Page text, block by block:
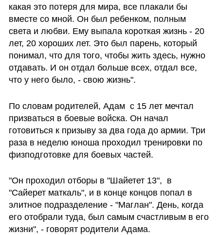
какая это потеря для мира, все плакали бы
вместе со мной. Он был ребенком, полным
света и любви. Ему выпала короткая жизнь - 20
лет, 20 хороших лет. Это был парень, который
понимал, что для того, чтобы жить здесь, нужно
отдавать. И он отдал больше всех, отдал все,
что у него было, - свою жизнь".
По словам родителей, Адам  с 15 лет мечтал
призваться в боевые войска. Он начал
готовиться к призыву за два года до армии. Три
раза в неделю юноша проходил тренировки по
физподготовке для боевых частей.
"Он проходил отборы в "Шайетет 13",  в
"Сайерет маткаль", и в конце концов попал в
элитное подразделение - "Маглан". День, когда
его отобрали туда, был самым счастливым в его
жизни", - говорят родители Адама.